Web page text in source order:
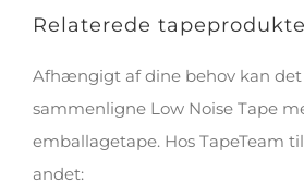
Relaterede
Afhængigt af dine behov kan
sammenligne Low Noise Tape
emballagetape. Hos TapeTeam
andet: